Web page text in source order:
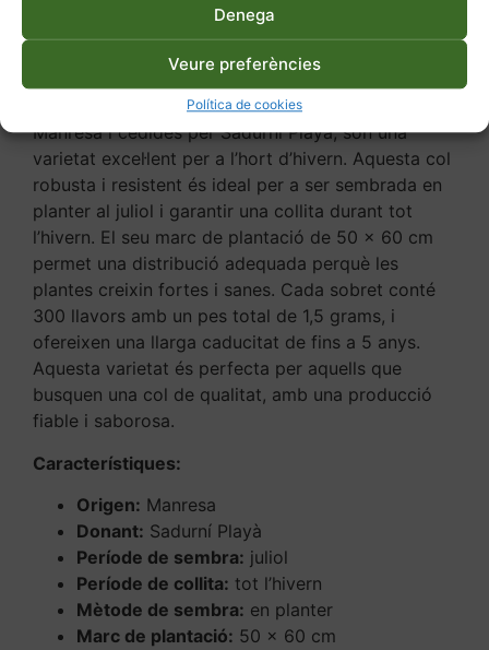
Denega
Veure preferències
Política de cookies
Descripció
Les llavors de col manresana, originàries de
Manresa i cedides per Sadurní Playà, són una
varietat excel·lent per a l’hort d’hivern. Aquesta col
robusta i resistent és ideal per a ser sembrada en
planter al juliol i garantir una collita durant tot
l’hivern. El seu marc de plantació de 50 x 60 cm
permet una distribució adequada perquè les
plantes creixin fortes i sanes. Cada sobret conté
300 llavors amb un pes total de 1,5 grams, i
ofereixen una llarga caducitat de fins a 5 anys.
Aquesta varietat és perfecta per aquells que
busquen una col de qualitat, amb una producció
fiable i saborosa.
Característiques:
Origen: Manresa
Donant: Sadurní Playà
Període de sembra: juliol
Període de collita: tot l’hivern
Mètode de sembra: en planter
Marc de plantació: 50 x 60 cm